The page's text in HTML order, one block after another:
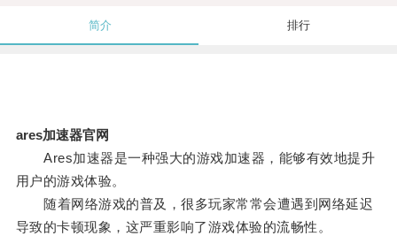
简介 排行
ares加速器官网
Ares加速器是一种强大的游戏加速器，能够有效地提升
用户的游戏体验。
随着网络游戏的普及，很多玩家常常会遭遇到网络延迟
导致的卡顿现象，这严重影响了游戏体验的流畅性。